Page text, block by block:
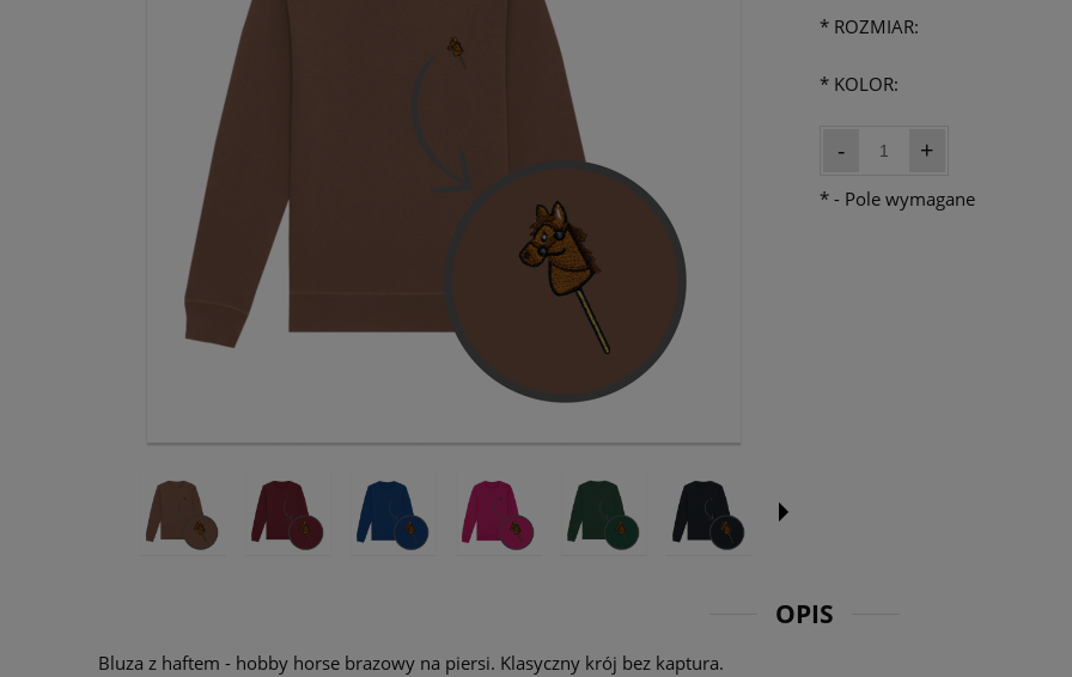
*ROZMIAR:
*KOLOR:
- +
*- Pole wymagane
OPIS
Bluza z haftem - hobby horse brazowy na piersi. Klasyczny krój bez kaptura.